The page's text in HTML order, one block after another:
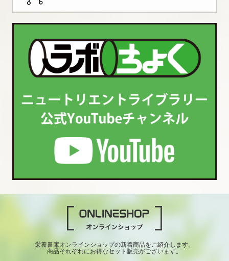
栄養書庫オンラインショップの新着商品をご紹介します。
商品それぞれにお得なセット販売がございます。